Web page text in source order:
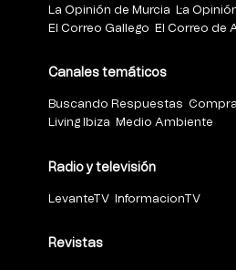
La Opinión de Murcia
La
El Correo Gallego
El Correo de
Canales temáticos
Buscando Respuestas
Living Ibiza
Medio Ambiente
Radio y televisión
LevanteTV InformacionTV
Revistas